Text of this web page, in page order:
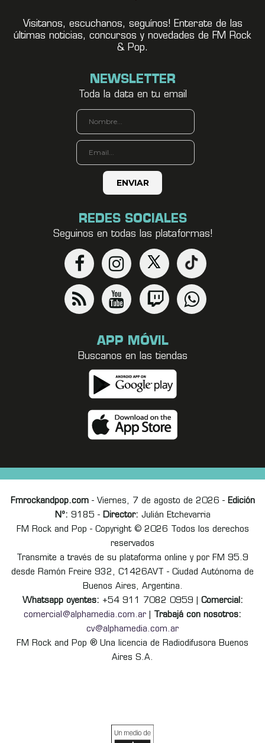
Visitanos, escuchanos, seguínos! Enterate de las
últimas noticias, concursos y novedades de FM Rock
& Pop.
NEWSLETTER
Toda la data en tu email
REDES SOCIALES
Seguinos en todas las plataformas!
APP MÓVIL
Buscanos en las tiendas
Fmrockandpop.com- Viernes, 7 de agosto de 2026 - Edición
Nº: 9185 - Director: Julián Etchevarria
FM Rock and Pop - Copyright © 2026 Todos los derechos
reservados
Transmite a través de su plataforma online y por FM 95.9
desde Ramón Freire 932, C1426AVT - Ciudad Autónoma de
Buenos Aires, Argentina.
Whatsapp oyentes: +54 911 7082 0959 | Comercial:
comercial@alphamedia.com.ar
Trabajá con nosotros:
cv@alphamedia.com.ar
FM Rock and Pop ® Una licencia de Radiodifusora Buenos
Aires S.A.